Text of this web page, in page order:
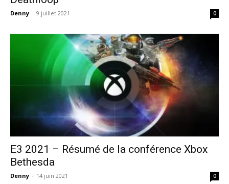
Denny - 9 juillet 2021 0
E3 2021 – Résumé de la conférence Xbox
Bethesda
Denny - 14 juin 2021 0